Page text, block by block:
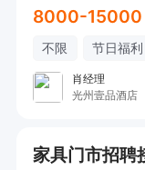
8000-15000
不限 节日福利
肖经理
光州壹品酒店
家具门市招聘